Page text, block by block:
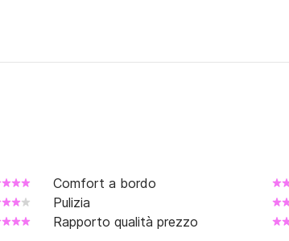
Comfort a bordo
Pulizia
Rapporto qualità prezzo